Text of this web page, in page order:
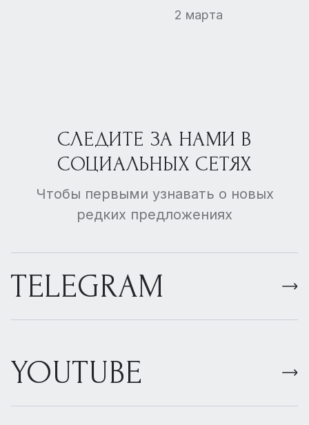
самых дешевых элитных
2 марта
СЛЕДИТЕ ЗА НАМИ В
СОЦИАЛЬНЫХ СЕТЯХ
Чтобы первыми узнавать о новых
редких предложениях
TELEGRAM
YOUTUBE